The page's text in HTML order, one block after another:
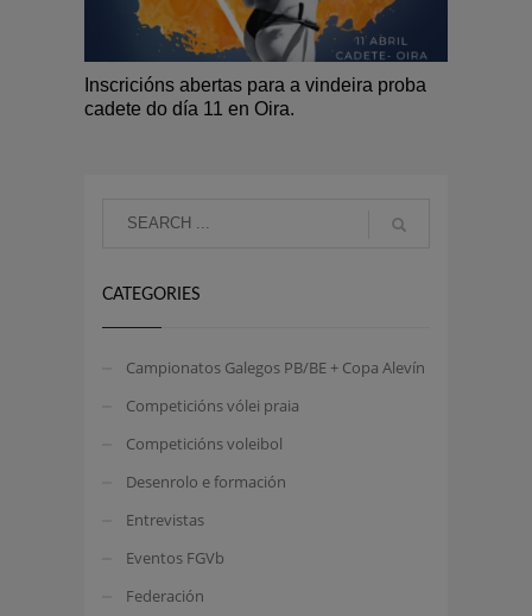
Inscricións abertas para a vindeira proba
cadete do día 11 en Oira.
CATEGORIES
Campionatos Galegos PB/BE + Copa Alevín
Competicións vólei praia
Competicións voleibol
Desenrolo e formación
Entrevistas
Eventos FGVb
Federación